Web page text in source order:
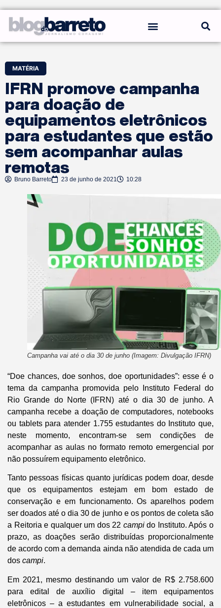
MATÉRIA
IFRN promove campanha
para doação de
equipamentos eletrônicos
para estudantes que estão
sem acompanhar aulas
remotas
Bruno Barreto 23 de junho de 2021 10:28
Campanha vai até o dia 30 de junho (Imagem: Divulgação IFRN)
“Doe chances, doe sonhos, doe oportunidades”: esse é o
tema da campanha promovida pelo Instituto Federal do
Rio Grande do Norte (IFRN) até o dia 30 de junho. A
campanha recebe a doação de computadores, notebooks
ou tablets para atender 1.755 estudantes do Instituto que,
neste momento, encontram-se sem condições de
acompanhar as aulas no formato remoto emergencial por
não possuírem equipamento eletrônico.
Tanto pessoas físicas quanto jurídicas podem doar, desde
que os equipamentos estejam em bom estado de
conservação e em funcionamento. Os aparelhos podem
ser doados até o dia 30 de junho e os pontos de coleta são
a Reitoria e qualquer um dos 22 campido Instituto. Após o
prazo, as doações serão distribuídas proporcionalmente
de acordo com a demanda ainda não atendida de cada um
dos campi.
Em 2021, mesmo destinando um valor de R$ 2.758.600
para edital de auxílio digital – item equipamentos
eletrônicos – a estudantes em vulnerabilidade social, a